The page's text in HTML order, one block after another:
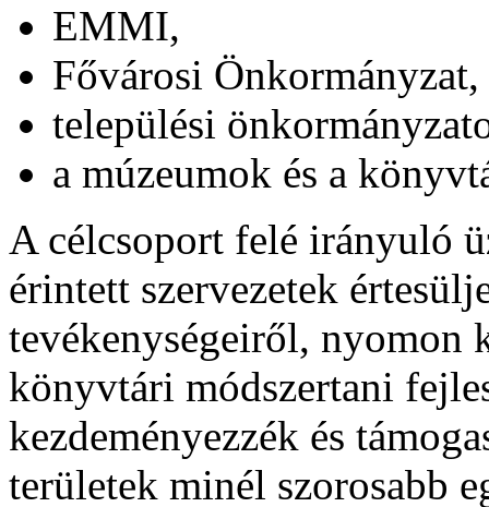
EMMI,
Fővárosi Önkormányzat,
települési
a múzeumok és a
A célcsoport felé irányuló
érintett szervezetek
tevékenységeiről, nyomon
könyvtári módszertani
kezdeményezzék és
területek minél szorosabb